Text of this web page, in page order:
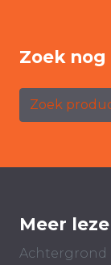
Zoek
Zoek
Meer
Achtergrond